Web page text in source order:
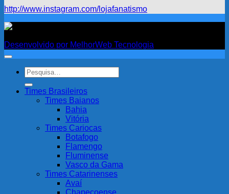
http://www.instagram.com/lojafanatismo
Desenvolvido por MelhorWeb Tecnologia
Pesquisar
por:
Times Brasileiros
Times Baianos
Bahia
Vitória
Times Cariocas
Botafogo
Flamengo
Fluminense
Vasco da Gama
Times Catarinenses
Avaí